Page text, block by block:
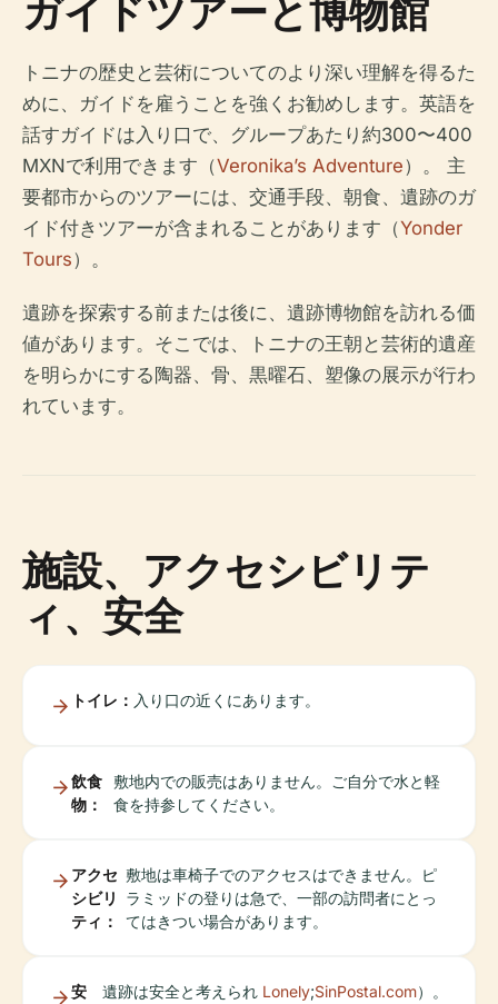
ガイドツアーと博物館
トニナの歴史と芸術についてのより深い理解を得るた
めに、ガイドを雇うことを強くお勧めします。英語を
話すガイドは入り口で、グループあたり約300〜400
MXNで利用できます（Veronika’s Adventure）。 主
要都市からのツアーには、交通手段、朝食、遺跡のガ
イド付きツアーが含まれることがあります（Yonder
Tours）。
遺跡を探索する前または後に、遺跡博物館を訪れる価
値があります。そこでは、トニナの王朝と芸術的遺産
を明らかにする陶器、骨、黒曜石、塑像の展示が行わ
れています。
施設、アクセシビリテ
ィ、安全
トイレ： 入り口の近くにあります。
飲食
物：
敷地内での販売はありません。ご自分で水と軽
食を持参してください。
アクセ
シビリ
ティ：
敷地は車椅子でのアクセスはできません。ピ
ラミッドの登りは急で、一部の訪問者にとっ
てはきつい場合があります。
安
遺跡は安全と考えられ Lonely;SinPostal.com）。